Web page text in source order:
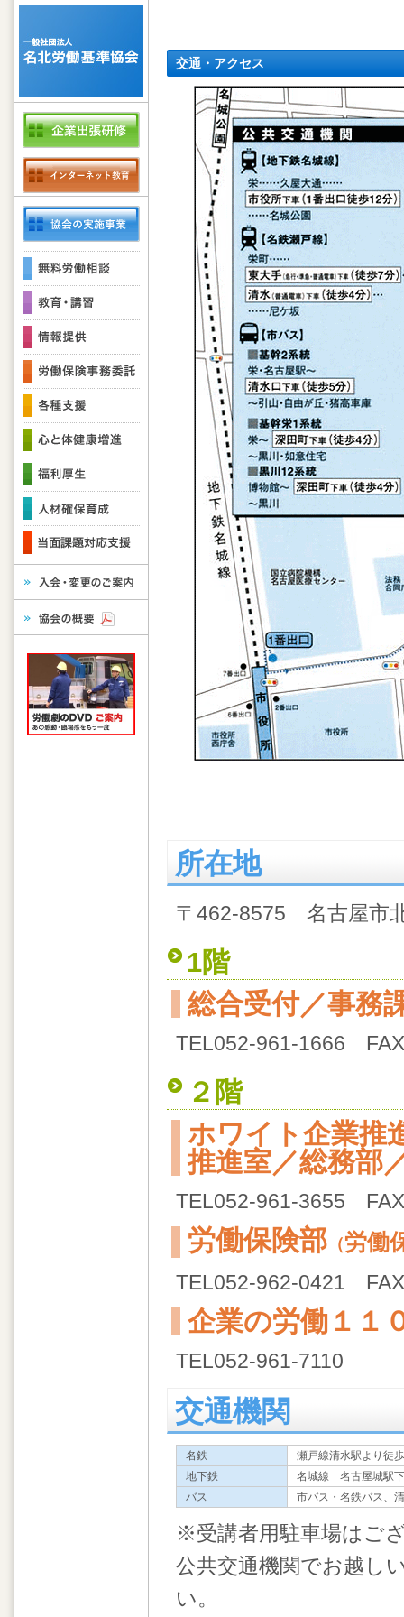
交通・アクセス
所在地
〒462-8575 名古屋市
1階
総合受付／事務
TEL052-961-1666
２階
ホワイト企業推
推進室／総務部
TEL052-961-3655
労働保険部 （労働
TEL052-962-0421
企業の労働１１
TEL052-961-7110
交通機関
名鉄
瀬戸線清水駅より徒
地下鉄
名城線 名古屋城駅
バス
市バス・名鉄バス、
※受講者用駐車場はご
公共交通機関でお越し
い。